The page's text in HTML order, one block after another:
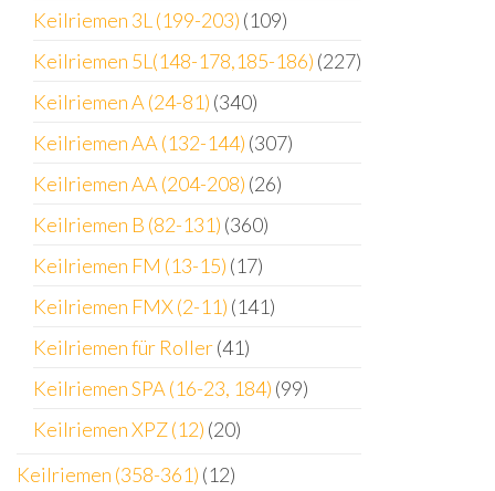
Keilriemen 3L (199-203) (109)
Keilriemen 5L(148-178,185-186) (227)
Keilriemen A (24-81) (340)
Keilriemen AA (132-144) (307)
Keilriemen AA (204-208) (26)
Keilriemen B (82-131) (360)
Keilriemen FM (13-15) (17)
Keilriemen FMX (2-11) (141)
Keilriemen für Roller(41)
Keilriemen SPA (16-23, 184) (99)
Keilriemen XPZ (12) (20)
Keilriemen (358-361) (12)